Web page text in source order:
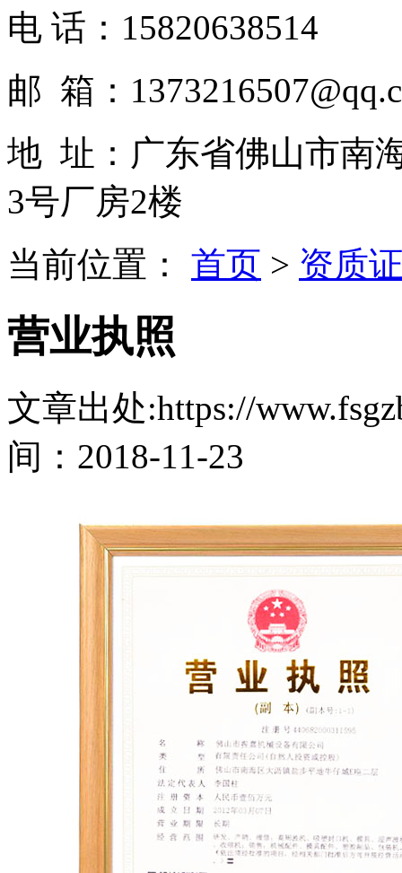
电 话：15820638514
邮 箱：
地 址：广东省佛山市南
3号厂房2楼
当前位置：
首页 > 资质
营业执照
文章出处:https://
间：2018-11-23